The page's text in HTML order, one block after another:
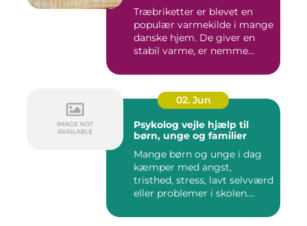
Træbriketter er blevet en
populær varmekilde i mange
danske hjem. De giver en
stabil varme, er nemme...
02. Jun
Psykolog vejle hjælp til
børn, unge og familier
Mange børn og unge i dag
kæmper med angst,
tristhed, stress, lavt selvværd
eller problemer i skolen....